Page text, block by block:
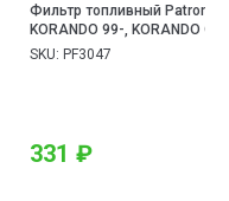
Фильтр топливный Patron
KORANDO 99-, KORANDO
MUSSO 99-, REXTON 02-,
SKU: PF3047
331 ₽